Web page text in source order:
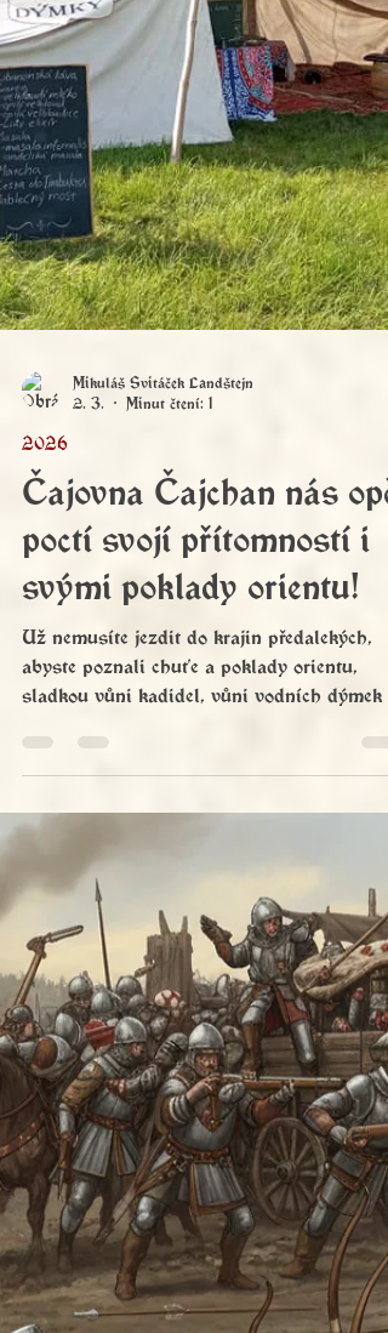
Mikuláš Svitáček Landštejn
Minut čtení: 1
2026
Čajovna Čajchan nás opět
poctí svojí přítomností i
svými poklady orientu!
Už nemusíte jezdit do krajin předalekých,
abyste poznali chuťe a poklady orientu,
čajů roztodivných chutí. To potulná
čajovníků z orientu zabloudila až k nám! 🐪
🐪🐪🕌